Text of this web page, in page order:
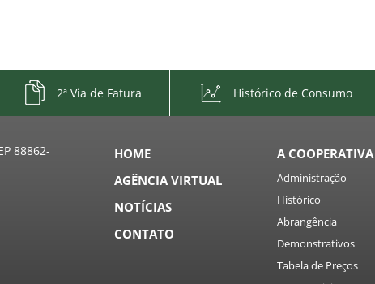
2ª Via de Fatura Histórico de Consumo
88862-
HOME
AGÊNCIA VIRTUAL
NOTÍCIAS
CONTATO
A COOPERATIVA
Administração
Histórico
Abrangência
Demonstrativos
Tabela de Preços